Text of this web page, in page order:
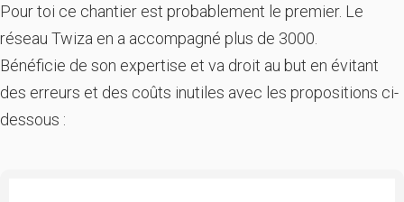
Pour toi ce chantier est probablement le premier. Le
réseau Twiza en a accompagné plus de 3000.
Bénéficie de son expertise et va droit au but en évitant
des erreurs et des coûts inutiles avec les propositions ci-
dessous :